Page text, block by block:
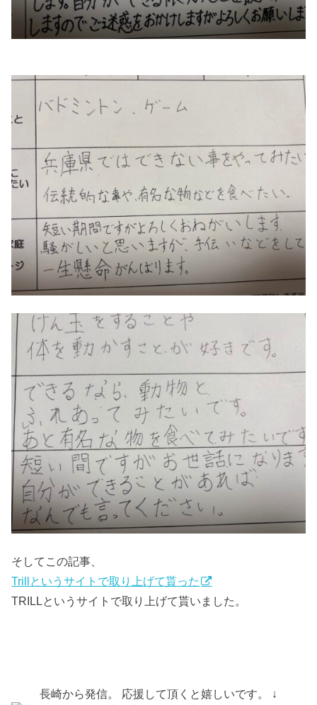
そしてこの記事、
Trillというサイトで取り上げて貰った
TRILLというサイトで取り上げて貰いました。
長崎から発信。 応援して頂くと嬉しいです。 ↓